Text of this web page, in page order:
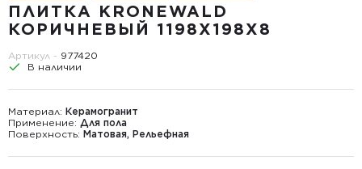
ПЛИТКА KRONEWALD
КОРИЧНЕВЫЙ 1198Х198X8
Артикул - 977420
В наличии
Материал: Керамогранит
Применение: Для пола
Поверхность: Матовая, Рельефная